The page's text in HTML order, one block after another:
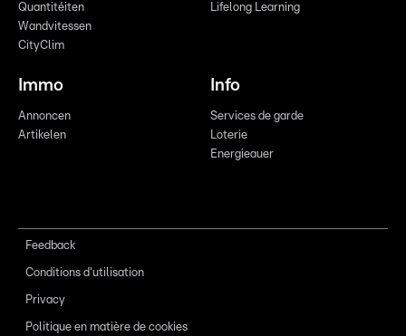
Quantitéiten
Wandvitessen
CityClim
Lifelong Learning
Immo
Annoncen
Artikelen
Info
Services de garde
Loterie
Energieauer
Feedback
Conditions d'utilisation
Privacy
Politique en matière de cookies